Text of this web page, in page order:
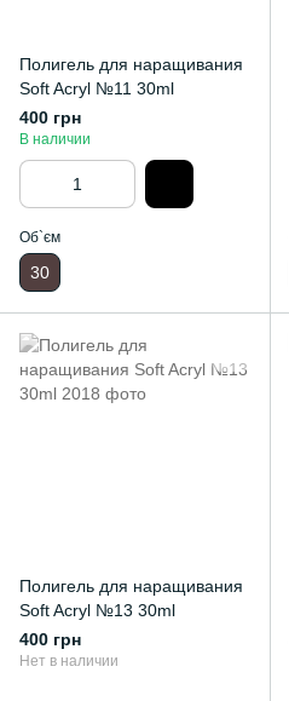
Полигель для наращивания
Soft Acryl №11 30ml
400 грн
В наличии
Об`єм
30
Полигель для наращивания
Soft Acryl №13 30ml
400 грн
Нет в наличии